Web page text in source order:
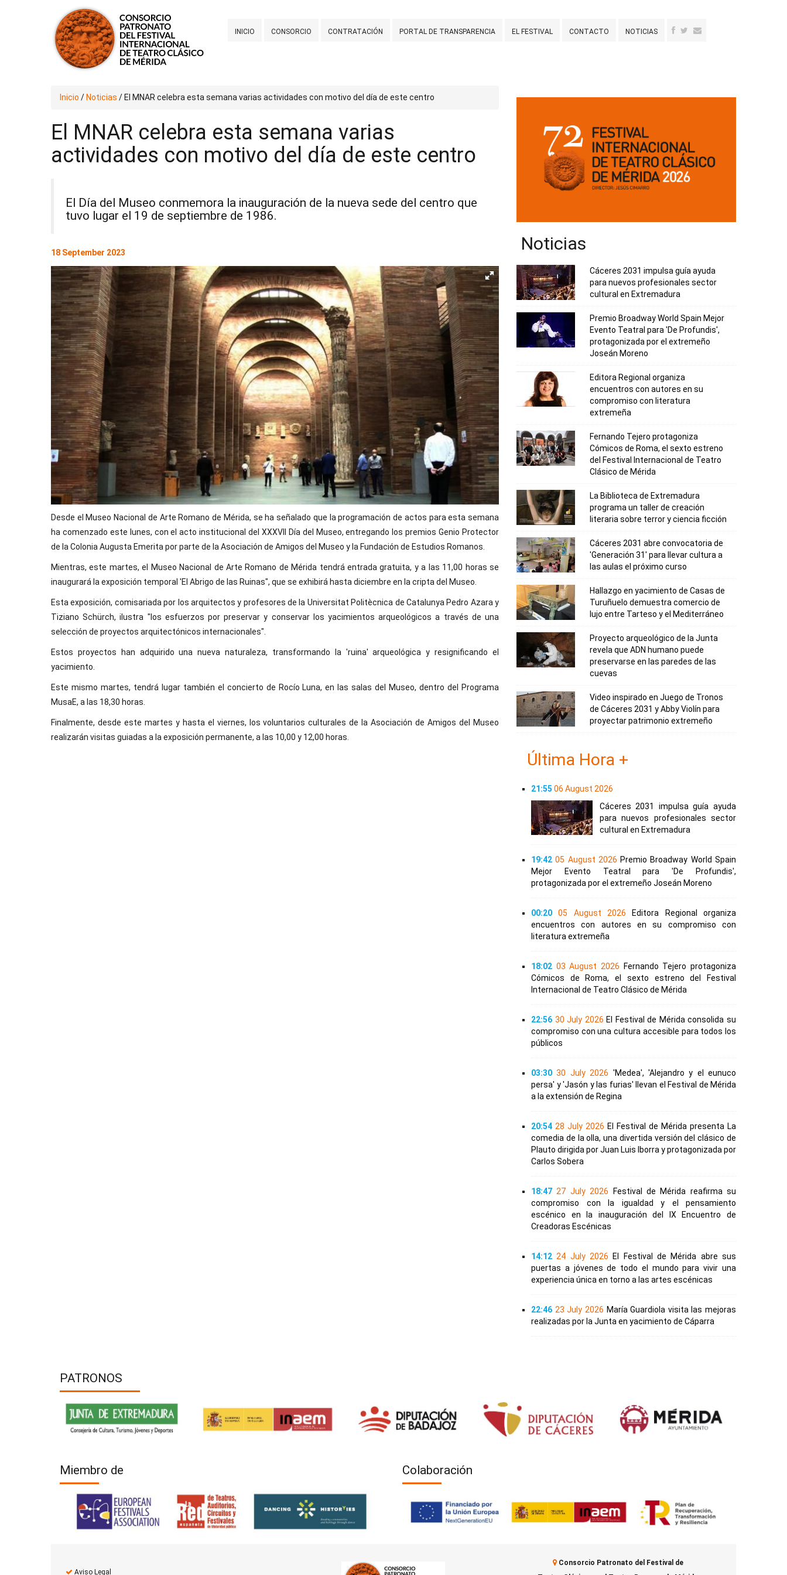
INICIO CONSORCIO CONTRATACIÓN PORTAL DE TRANSPARENCIA EL FESTIVAL CONTACTO NOTICIAS
Inicio / Noticias / El MNAR celebra esta semana varias actividades con motivo del día de este centro
El MNAR celebra esta semana varias
actividades con motivo del día de este centro
El Día del Museo conmemora la inauguración de la nueva sede del centro que
tuvo lugar el 19 de septiembre de 1986.
18 September 2023
Desde el Museo Nacional de Arte Romano de Mérida, se ha señalado que la programación de actos para esta semana
ha comenzado este lunes, con el acto institucional del XXXVII Día del Museo, entregando los premios Genio Protector
de la Colonia Augusta Emerita por parte de la Asociación de Amigos del Museo y la Fundación de Estudios Romanos.
Mientras, este martes, el Museo Nacional de Arte Romano de Mérida tendrá entrada gratuita, y a las 11,00 horas se
inaugurará la exposición temporal 'El Abrigo de las Ruinas", que se exhibirá hasta diciembre en la cripta del Museo.
Esta exposición, comisariada por los arquitectos y profesores de la Universitat Politècnica de Catalunya Pedro Azara y
Tiziano Schürch, ilustra "los esfuerzos por preservar y conservar los yacimientos arqueológicos a través de una
selección de proyectos arquitectónicos internacionales".
Estos proyectos han adquirido una nueva naturaleza, transformando la 'ruina' arqueológica y resignificando el
yacimiento.
Este mismo martes, tendrá lugar también el concierto de Rocío Luna, en las salas del Museo, dentro del Programa
MusaE, a las 18,30 horas.
Finalmente, desde este martes y hasta el viernes, los voluntarios culturales de la Asociación de Amigos del Museo
realizarán visitas guiadas a la exposición permanente, a las 10,00 y 12,00 horas.
Noticias
Cáceres 2031 impulsa guía ayuda
para nuevos profesionales sector
cultural en Extremadura
Premio Broadway World Spain Mejor
Evento Teatral para 'De Profundis',
protagonizada por el extremeño
Joseán Moreno
Editora Regional organiza
encuentros con autores en su
compromiso con literatura
extremeña
Fernando Tejero protagoniza
Cómicos de Roma, el sexto estreno
del Festival Internacional de Teatro
Clásico de Mérida
La Biblioteca de Extremadura
programa un taller de creación
literaria sobre terror y ciencia ficción
Cáceres 2031 abre convocatoria de
'Generación 31' para llevar cultura a
las aulas el próximo curso
Hallazgo en yacimiento de Casas de
Turuñuelo demuestra comercio de
lujo entre Tarteso y el Mediterráneo
Proyecto arqueológico de la Junta
revela que ADN humano puede
preservarse en las paredes de las
cuevas
Video inspirado en Juego de Tronos
de Cáceres 2031 y Abby Violín para
proyectar patrimonio extremeño
Última Hora +
21:55 06 August 2026
Cáceres 2031 impulsa guía ayuda
para nuevos profesionales sector
cultural en Extremadura
19:42 05 August 2026 Premio Broadway World Spain
Mejor Evento Teatral para 'De Profundis',
protagonizada por el extremeño Joseán Moreno
00:20 05 August 2026
Editora Regional organiza
encuentros con autores en su compromiso con
literatura extremeña
18:02 03 August 2026
Fernando Tejero protagoniza
Cómicos de Roma, el sexto estreno del Festival
Internacional de Teatro Clásico de Mérida
22:56 30 July 2026 El Festival de Mérida consolida su
compromiso con una cultura accesible para todos los
públicos
03:30 30 July 2026 'Medea', 'Alejandro y el eunuco
persa' y 'Jasón y las furias' llevan el Festival de Mérida
a la extensión de Regina
20:54 28 July 2026 El Festival de Mérida presenta La
comedia de la olla, una divertida versión del clásico de
Plauto dirigida por Juan Luis Iborra y protagonizada por
Carlos Sobera
18:47 27 July 2026
Festival de Mérida reafirma su
compromiso con la igualdad y el pensamiento
escénico en la inauguración del IX Encuentro de
Creadoras Escénicas
14:12 24 July 2026
El Festival de Mérida abre sus
puertas a jóvenes de todo el mundo para vivir una
experiencia única en torno a las artes escénicas
22:46 23 July 2026 María Guardiola visita las mejoras
realizadas por la Junta en yacimiento de Cáparra
PATRONOS
Miembro de Colaboración
Aviso Legal
Consorcio Patronato del Festival de